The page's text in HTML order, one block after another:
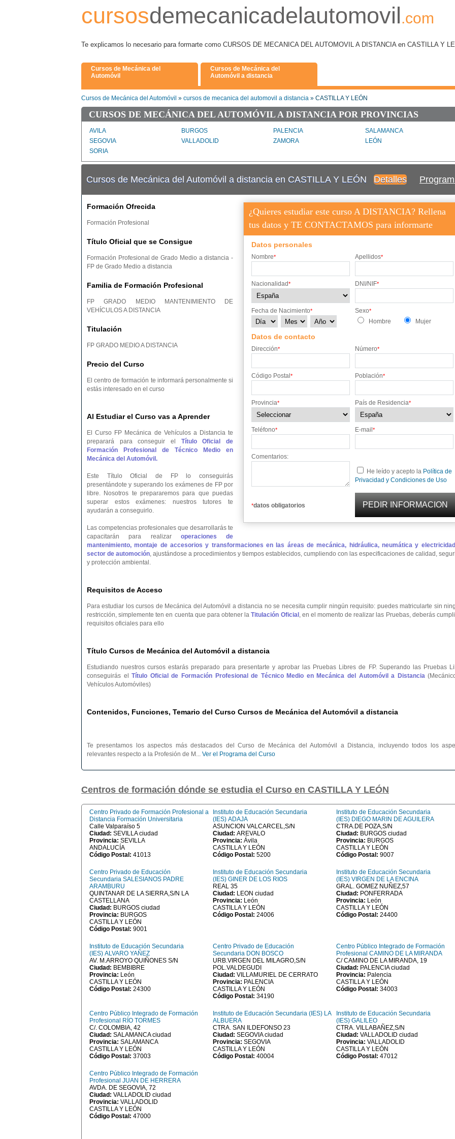
cursosdemecanicadelautomovil.com
Te explicamos lo necesario para formarte como CURSOS DE MECANICA DEL AUTOMOVIL A DISTANCIA en CASTILLA Y
Cursos de Mecánica del
Automóvil
Cursos de Mecánica del
Automóvil a distancia
Cursos de Mecánica del Automóvil » cursos de mecanica del automovil a distancia » CASTILLA Y LEÓN
CURSOS DE MECÁNICA DEL AUTOMÓVIL A DISTANCIA POR PROVINCIAS
AVILA BURGOS PALENCIA
SALAMANCA
SEGOVIA
VALLADOLID ZAMORA
LEÓN
SORIA
Detalles
Cursos de Mecánica del Automóvil a distancia en CASTILLA Y LEÓN
¿Quieres estudiar este curso A DISTANCIA? Rellena
tus datos y TE CONTACTAMOS para informarte
Datos personales
Nombre* Apellidos*
Nacionalidad* DNI/NIF*
Fecha de Nacimiento* Sexo*
Hombre Mujer
Datos de contacto
Dirección* Número*
Código Postal * Población*
Provincia* País de Residencia*
Teléfono* E-mail *
Comentarios:
He leído y acepto la Política de
Privacidad y Condiciones de Uso
*datos obligatorios
Formación Ofrecida
Formación Profesional
Título Oficial que se Consigue
Formación Profesional de Grado Medio a distancia -
FP de Grado Medio a distancia
Familia de Formación Profesional
FP GRADO MEDIO MANTENIMIENTO DE
VEHÍCULOS A DISTANCIA
Titulación
FP GRADO MEDIO A DISTANCIA
Precio del Curso
El centro de formación te informará personalmente si
estás interesado en el curso
Al Estudiar el Curso vas a Aprender
El Curso FP Mecánica de Vehículos a Distancia te
preparará para conseguir el Título Oficial de
Formación Profesional de Técnico Medio en
Mecánica del Automóvil.
Este Título Oficial de FP lo conseguirás
presentándote y superando los exámenes de FP por
libre. Nosotros te prepararemos para que puedas
superar estos exámenes: nuestros tutores te
ayudarán a conseguirlo.
Las competencias profesionales que desarrollarás te
capacitarán para realizar operaciones de
mantenimiento, montaje de accesorios y transformaciones en las áreas de mecánica, hidráulica, neumática y
sector de automoción, ajustándose a procedimientos y tiempos establecidos, cumpliendo con las especificaciones de calidad,
y protección ambiental.
Requisitos de Acceso
Para estudiar los cursos de Mecánica del Automóvil a distancia no se necesita cumplir ningún requisito: puedes matricularte sin
restricción, simplemente ten en cuenta que para obtener laTitulación Oficial , en el momento de realizar las Pruebas, deberás
requisitos oficiales para ello
Título Cursos de Mecánica del Automóvil a distancia
Estudiando nuestros cursos estarás preparado para presentarte y aprobar las Pruebas Libres de FP. Superando las Pruebas
conseguirás elTítulo Oficial de Formación Profesional de Técnico Medio en Mecánica del Automóvil a Distancia
Vehículos Automóviles)
Contenidos, Funciones, Temario del Curso Cursos de Mecánica del Automóvil a distancia
Te presentamos los aspectos más destacados del Curso de Mecánica del Automóvil a Distancia, incluyendo todos los
relevantes respecto a la Profesión de M... Ver el Programa del Curso
Centros de formación dónde se estudia el Curso en CASTILLA Y LEÓN
Centro Privado de Formación Profesional a
Distancia Formación Universitaria
Calle Valparaíso 5
Ciudad: SEVILLA ciudad
Provincia: SEVILLA
ANDALUCÍA
Código Postal: 41013
Instituto de Educación Secundaria
(IES) ADAJA
ASUNCION VALCARCEL,S/N
Ciudad: AREVALO
Provincia: Ávila
CASTILLA Y LEÓN
Código Postal: 5200
Instituto de Educación Secundaria
(IES) DIEGO MARIN DE AGUILERA
CTRA.DE POZA,S/N
Ciudad: BURGOS ciudad
Provincia: BURGOS
CASTILLA Y LEÓN
Código Postal: 9007
Centro Privado de Educación
Secundaria SALESIANOS PADRE
ARAMBURU
QUINTANAR DE LA SIERRA,S/N LA
CASTELLANA
Ciudad: BURGOS ciudad
Provincia: BURGOS
CASTILLA Y LEÓN
Código Postal: 9001
Instituto de Educación Secundaria
(IES) GINER DE LOS RIOS
REAL 35
Ciudad: LEON ciudad
Provincia: León
CASTILLA Y LEÓN
Código Postal: 24006
Instituto de Educación Secundaria
(IES) VIRGEN DE LA ENCINA
GRAL. GOMEZ NUÑEZ,57
Ciudad: PONFERRADA
Provincia: León
CASTILLA Y LEÓN
Código Postal: 24400
Instituto de Educación Secundaria
(IES) ALVARO YAÑEZ
AV. M.ARROYO QUIÑONES S/N
Ciudad: BEMBIBRE
Provincia: León
CASTILLA Y LEÓN
Código Postal: 24300
Centro Privado de Educación
Secundaria DON BOSCO
URB.VIRGEN DEL MILAGRO,S/N
POL.VALDEGUDI
Ciudad: VILLAMURIEL DE CERRATO
Provincia: PALENCIA
CASTILLA Y LEÓN
Código Postal: 34190
Centro Público Integrado de Formación
Profesional CAMINO DE LA MIRANDA
C/ CAMINO DE LA MIRANDA, 19
Ciudad: PALENCIA ciudad
Provincia: Palencia
CASTILLA Y LEÓN
Código Postal: 34003
Centro Público Integrado de Formación
Profesional RÍO TORMES
C/. COLOMBIA, 42
Ciudad: SALAMANCA ciudad
Provincia: SALAMANCA
CASTILLA Y LEÓN
Código Postal: 37003
Instituto de Educación Secundaria (IES) LA
ALBUERA
CTRA. SAN ILDEFONSO 23
Ciudad: SEGOVIA ciudad
Provincia: SEGOVIA
CASTILLA Y LEÓN
Código Postal: 40004
Instituto de Educación Secundaria
(IES) GALILEO
CTRA. VILLABAÑEZ,S/N
Ciudad: VALLADOLID ciudad
Provincia: VALLADOLID
CASTILLA Y LEÓN
Código Postal: 47012
Centro Público Integrado de Formación
Profesional JUAN DE HERRERA
AVDA. DE SEGOVIA, 72
Ciudad: VALLADOLID ciudad
Provincia: VALLADOLID
CASTILLA Y LEÓN
Código Postal: 47000